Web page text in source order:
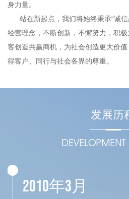
身力量。
站在新起点，我们将始终秉承“诚信
经营理念，不断创新，不懈努力，积
客创造共赢商机，为社会创造更大价
得客户、同行与社会各界的尊重。
发展历
DEVELOPMENT
2010年3月